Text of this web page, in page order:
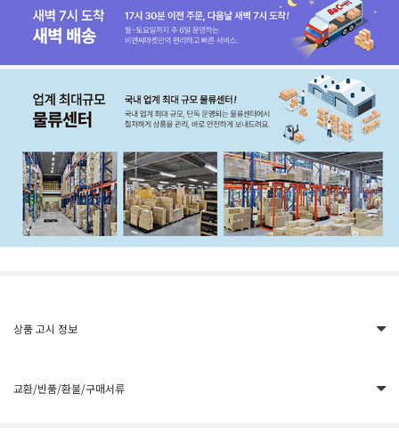
상품 고시 정보
교환/반품/환불/구매서류